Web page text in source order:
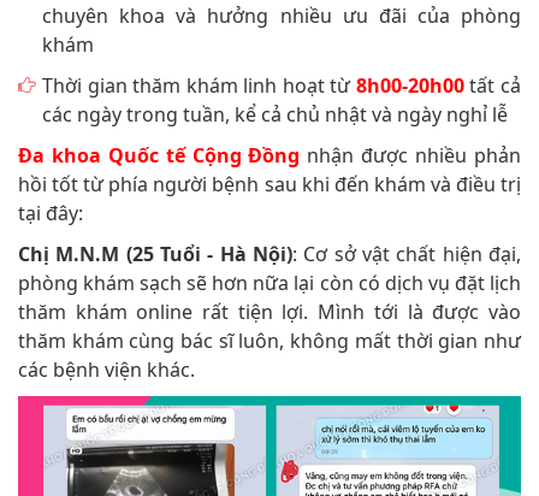
chuyên khoa và hưởng nhiều ưu đãi của phòng
khám
Thời gian thăm khám linh hoạt từ 8h00-20h00 tất cả
các ngày trong tuần, kể cả chủ nhật và ngày nghỉ lễ
Đa khoa Quốc tế Cộng Đồng nhận được nhiều phản
hồi tốt từ phía người bệnh sau khi đến khám và điều trị
tại đây:
Chị M.N.M (25 Tuổi - Hà Nội): Cơ sở vật chất hiện đại,
phòng khám sạch sẽ hơn nữa lại còn có dịch vụ đặt lịch
thăm khám online rất tiện lợi. Mình tới là được vào
thăm khám cùng bác sĩ luôn, không mất thời gian như
các bệnh viện khác.